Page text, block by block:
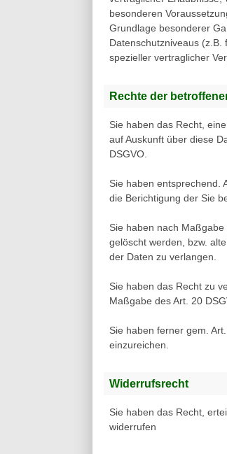
besonderen
Grundlage besonderer
Datenschutzniveaus (z.B.
spezieller vertraglicher
Rechte der
Sie haben das Recht,
auf Auskunft über diese
DSGVO.
Sie haben entsprechend.
die Berichtigung der Sie
Sie haben nach
gelöscht werden, bzw.
der Daten zu verlangen.
Sie haben das Recht zu
Maßgabe des Art. 20
Sie haben ferner gem.
einzureichen.
Widerrufsrecht
Sie haben das Recht,
widerrufen